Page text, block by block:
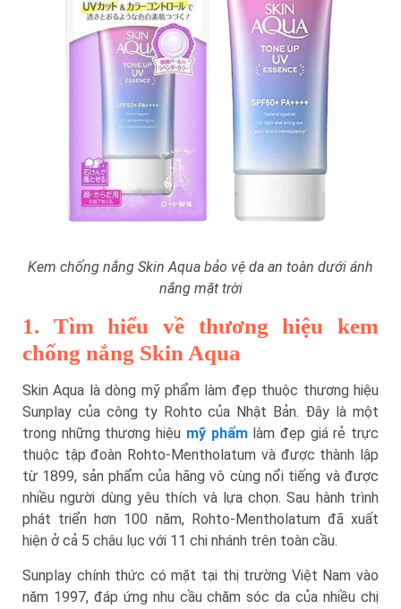
Kem chống nắng Skin Aqua bảo vệ da an toàn dưới ánh
nắng mặt trời
1. Tìm hiểu về thương hiệu kem
chống nắng Skin Aqua
Skin Aqua là dòng mỹ phẩm làm đẹp thuộc thương hiệu
Sunplay của công ty Rohto của Nhật Bản. Đây là một
trong những thương hiệu mỹ phẩmlàm đẹp giá rẻ trực
thuộc tập đoàn Rohto-Mentholatum và được thành lập
từ 1899, sản phẩm của hãng vô cùng nổi tiếng và được
nhiều người dùng yêu thích và lựa chọn. Sau hành trình
phát triển hơn 100 năm, Rohto-Mentholatum đã xuất
hiện ở cả 5 châu lục với 11 chi nhánh trên toàn cầu.
Sunplay chính thức có mặt tại thị trường Việt Nam vào
năm 1997, đáp ứng nhu cầu chăm sóc da của nhiều chị